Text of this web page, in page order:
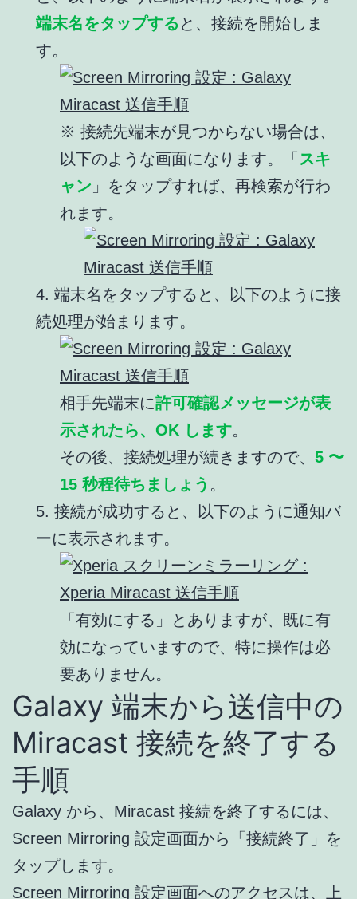
端末名をタップする と、接続を開始しま
す。
※ 接続先端末が見つからない場合は、
以下のような画面になります。「スキ
ャン 」をタップすれば、再検索が行わ
れます。
4. 端末名をタップすると、以下のように接
続処理が始まります。
相手先端末に許可確認メッセージが表
示されたら、OK します。
その後、接続処理が続きますので、 5 〜
15 秒程待ちましょう 。
5. 接続が成功すると、以下のように通知バ
ーに表示されます。
「有効にする」とありますが、既に有
効になっていますので、特に操作は必
要ありません。
Galaxy 端末から送信中の
Miracast 接続を終了する
手順
Galaxy から、Miracast 接続を終了するには、
Screen Mirroring 設定画面から「接続終了」を
タップします。
Screen Mirroring 設定画面へのアクセスは、上